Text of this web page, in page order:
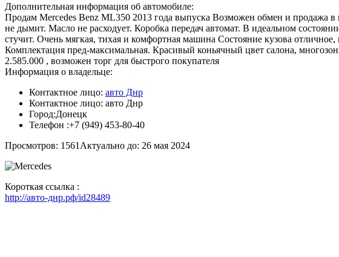
Дополнительная информация об автомобиле:
Продам Mercedes Benz ML350 2013 года выпуска Возможен обмен и продажа
не дымит. Масло не расходует. Коробка передач автомат. В идеальном
стучит. Очень мягкая, тихая и комфортная машина Состояние кузова
Комплектация пред-максимальная. Красивый коньячный цвет салона,
2.585.000 , возможен торг для быстрого покупателя
Информация о владельце:
Контактное лицо: авто Днр
Контактное лицо: авто Днр
Город:Донецк
Телефон :+7 (949) 453-80-40
Просмотров: 1561 Актуально до: 26 мая 2024
Короткая ссылка :
http://авто-днр.рф/id28489